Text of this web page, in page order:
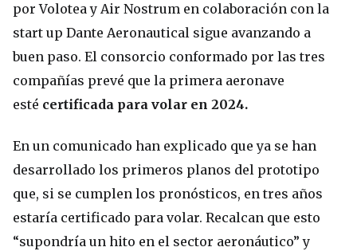
por Volotea y Air Nostrum en colaboración con la
start up Dante Aeronautical sigue avanzando a
buen paso. El consorcio conformado por las tres
compañías prevé que la primera aeronave
esté certificada para volar en 2024.
En un comunicado han explicado que ya se han
desarrollado los primeros planos del prototipo
que, si se cumplen los pronósticos, en tres años
estaría certificado para volar. Recalcan que esto
“supondría un hito en el sector aeronáutico” y